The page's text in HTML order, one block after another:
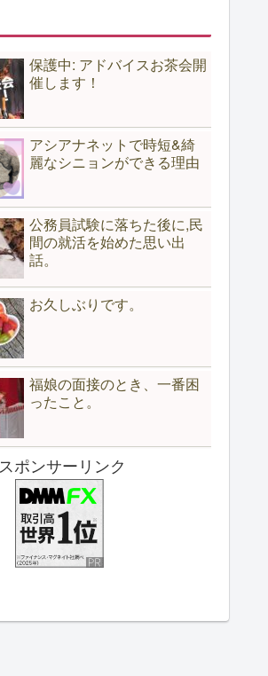
保護中: アドバイスお茶会開
催します！
アシアナネットで時短&綺
麗なシニョンができる理由
公務員試験に落ちた後に,民
間の就活を始めた思い出
話。
お久しぶりです。
福娘の面接のとき、一番困
ったこと。
スポンサーリンク